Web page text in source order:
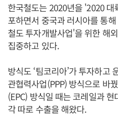
한국철도는 2020년을 '2020
포하면서 중국과 러시아를 통
철도 투자개발사업'을 위한 해
집중하고 있다.
방식도 ‘팀코리아’가 투자하고
관협력사업(PPP) 방식으로 바
(EPC) 방식일 때는 코레일과
각 따로 수출을 해왔다.